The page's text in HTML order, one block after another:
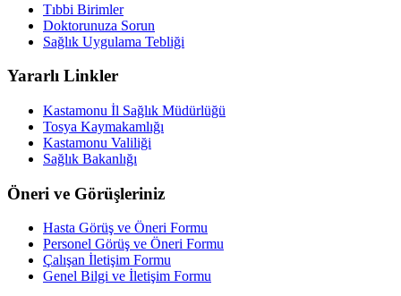
Tıbbi Birimler
Doktorunuza Sorun
Sağlık Uygulama Tebliği
Yararlı Linkler
Kastamonu İl Sağlık Müdürlüğü
Tosya Kaymakamlığı
Kastamonu Valiliği
Sağlık Bakanlığı
Öneri ve Görüşleriniz
Hasta Görüş ve Öneri Formu
Personel Görüş ve Öneri Formu
Çalışan İletişim Formu
Genel Bilgi ve İletişim Formu